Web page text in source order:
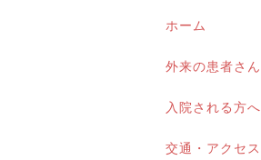
ホーム
外来の患者さ
入院される方へ
交通・アクセス